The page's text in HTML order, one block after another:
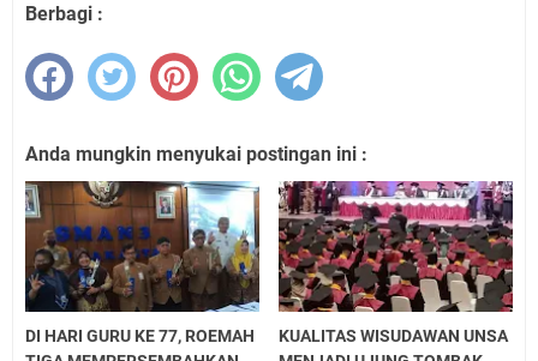
Berbagi :
Anda mungkin menyukai postingan ini :
DI HARI GURU KE 77, ROEMAH
KUALITAS WISUDAWAN UNSA